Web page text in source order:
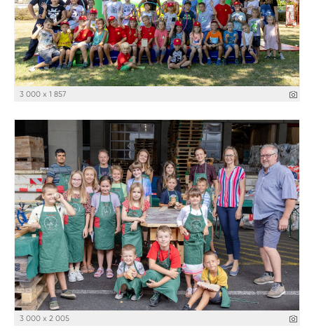
3 000 x 1 857
3 000 x 2 005